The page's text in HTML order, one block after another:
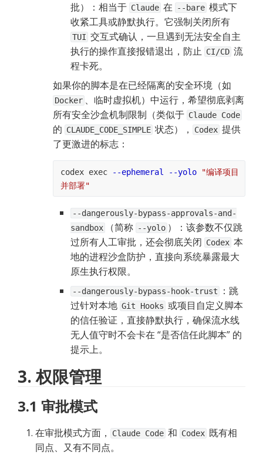
批）：相当于 Claude 在 --bare 模式下
TUI 交互式确认，一旦遇到无法安全自主
执行的操作直接报错退出，防止 CI/CD 流
程卡死。
Docker 、临时虚拟机）中运行，希望彻底剥离
所有安全沙盒机制限制（类似于 Claude Code
的 CLAUDE_CODE_SIMPLE 状态）， Codex 提供
了更激进的标志：
codex exec --ephemeral --yolo
"编译项目
并部署"
--dangerously-bypass-approvals-and-
sandbox
（简称 --yolo ）：该参数不仅跳
过所有人工审批，还会彻底关闭 Codex 本
地的进程沙盒防护，直接向系统暴露最大
原生执行权限。
--dangerously-bypass-hook-trust
：跳
过针对本地 Git Hooks 或项目自定义脚本
的信任验证，直接静默执行，确保流水线
无人值守时不会卡在 “是否信任此脚本” 的
提示上。
3. 权限管理
3.1 审批模式
在审批模式方面， Claude Code 和 Codex 既有相
同点、又有不同点。